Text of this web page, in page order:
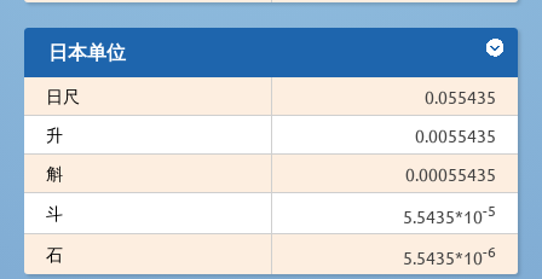
日本单位
日尺
0.055435
升
0.0055435
斛
0.00055435
斗
5.5435*10-5
石 5.5435*10-6